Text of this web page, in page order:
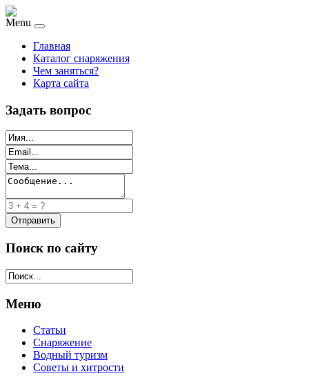
Menu
Главная
Каталог снаряжения
Чем заняться?
Карта сайта
Задать вопрос
Поиск по сайту
Меню
Статьи
Снаряжение
Водный туризм
Советы и хитрости